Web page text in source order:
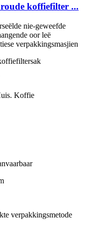
koffiefilter ...
Koffie
verpakkingsmetode